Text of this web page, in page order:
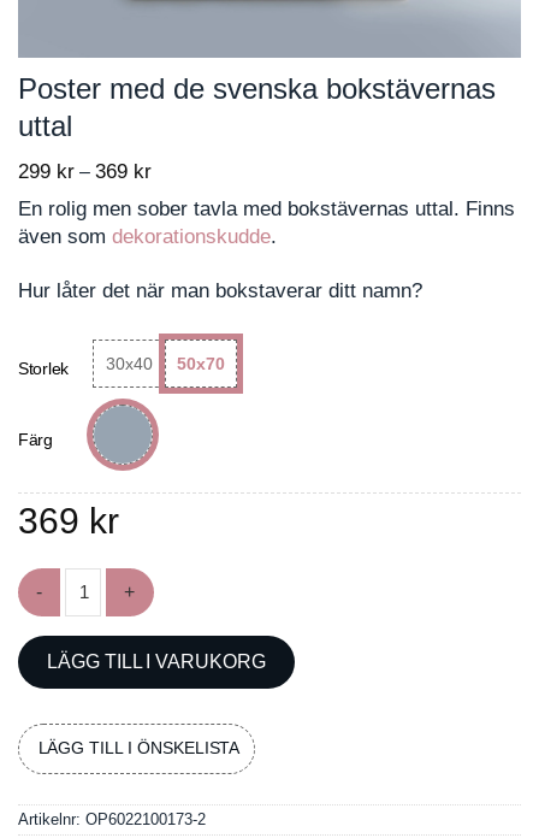
Poster med de svenska bokstävernas
uttal
299 kr – 369 krPrice
range:
through
En rolig men sober tavla med bokstävernas uttal. Finns
även som dekorationskudde.
Hur låter det när man bokstaverar ditt namn?
Storlek 30x40 50x70
Färg
369 kr
LÄGG TILL I VARUKORG
LÄGG TILL I ÖNSKELISTA
Artikelnr: OP6022100173-2